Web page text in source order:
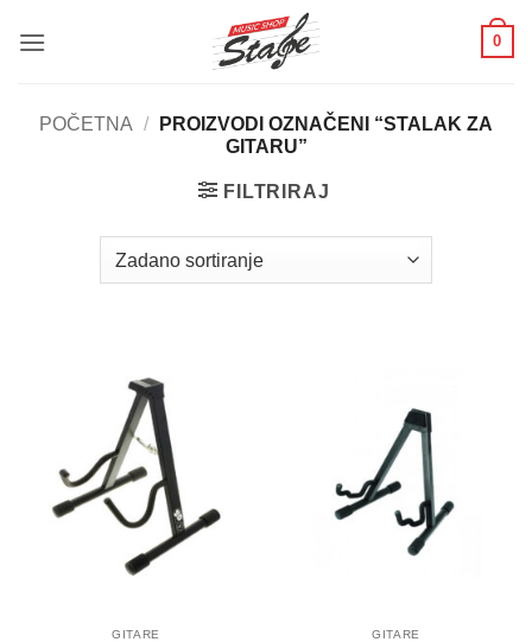
0
POČETNA /
PROIZVODI OZNAČENI “STALAK ZA
GITARU”
FILTRIRAJ
GITARE GITARE